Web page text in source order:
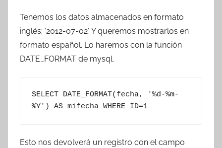
Tenemos los datos almacenados en formato
inglés: ‘2012-07-02’. Y queremos mostrarlos en
formato español. Lo haremos con la función
DATE_FORMAT de mysql.
SELECT DATE_FORMAT(fecha, '%d-%m-
%Y') AS mifecha WHERE ID=1
Esto nos devolverá un registro con el campo